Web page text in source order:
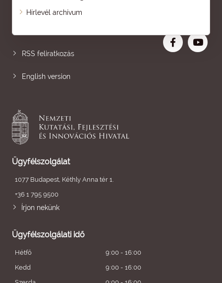
Hírlevél archívum
Oldaltérkép
RSS feliratkozás
English version
Ügyfélszolgálat
1077 Budapest, Kéthly Anna tér 1.
+36 1 795 9500
Írjon nekünk
Ügyfélszolgálati idő
Hétfő
9:00 - 16:00
Kedd
9:00 - 16:00